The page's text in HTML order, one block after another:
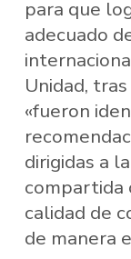
para que
adecuado
Unidad,
«fueron
dirigidas a
compartida
calidad de
de manera